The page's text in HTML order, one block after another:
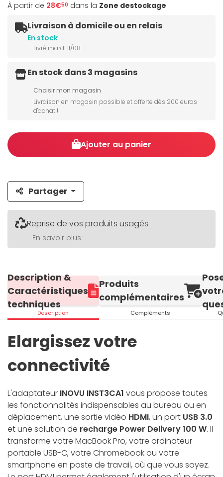
À partir de 28€50 dans la Zone destockage
Livraison à domicile ou en relais
En stock
Livré mardi 11/08
En stock dans 3 magasins
Choisir mon magasin
Livraison en magasin possible et offerte dès 200 euros
d'achat !
Ajouter au panier
Partager
Reprise de vos produits usagés
En savoir plus
Description &
Caractéristiques
techniques
Description
Produits
complémentaires
Compléments
Elargissez votre
connectivité
L'adaptateur INOVU INST3CA1 vous propose toutes
les fonctionnalités indispensables au bureau ou en
déplacement, une sortie vidéo HDMI, un port USB 3.0
et une solution de recharge Power Delivery 100 W. Il
transforme votre MacBook Pro, votre ordinateur
portable USB-C, votre Chromebook ou votre
smartphone en poste de travail, où que vous soyez.